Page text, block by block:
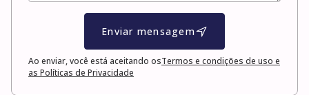
Enviar mensagem
Ao enviar, você está aceitando osTermos e condições de uso e
as Políticas de Privacidade